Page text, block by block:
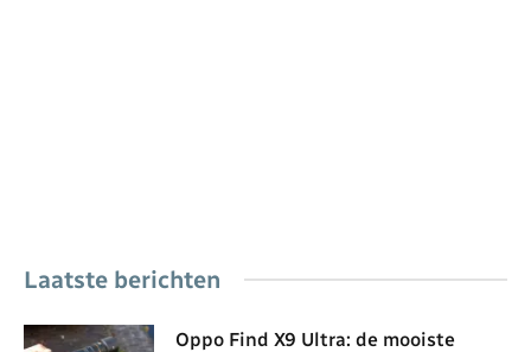
Laatste berichten
Oppo Find X9 Ultra: de mooiste